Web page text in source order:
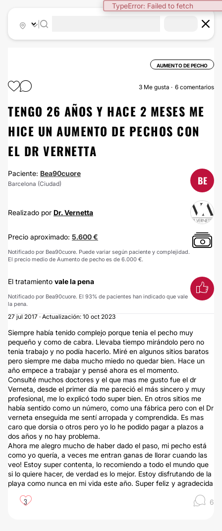
TypeError: Failed to fetch
AUMENTO DE PECHO
3 Me gusta 6 comentarios
TENGO 26 AÑOS Y HACE 2 MESES ME
HICE UN AUMENTO DE PECHOS CON
EL DR VERNETTA
Paciente: Bea90cuore
Barcelona (Ciudad) BE
Realizado por Dr. Vernetta
Precio aproximado: 5.600 €
Notificado por Bea90cuore. Puede variar según paciente y complejidad.
El precio medio de Aumento de pecho es de 6.000 €.
El tratamiento vale la pena
Notificado por Bea90cuore. El 93% de pacientes han indicado que vale
la pena.
27 jul 2017 · Actualización: 10 oct 2023
Siempre había tenido complejo porque tenia el pecho muy
pequeño y como de cabra. Llevaba tiempo mirándolo pero no
tenia trabajo y no podía hacerlo. Miré en algunos sitios baratos
pero siempre me daba mucho miedo no quedar bien. Hace un
año empece a trabajar y pensé ahora es el momento.
Consulté muchos doctores y el que mas me gusto fue el dr
Verneta, desde el primer día me pareció el más sincero y muy
profesional, me lo explicó todo super bien. En otros sitios me
había sentido como un número, como una fábrica pero con el Dr
verneta enseguida me sentí arropada y comprendida. Es mas
caro que dorsia o otros pero yo lo he podido pagar a plazos a
dos años y no hay problema.
Ahora me alegro mucho de haber dado el paso, mi pecho está
como yo quería, a veces me entran ganas de llorar cuando las
veo! Estoy super contenta, lo recomiendo a todo el mundo que
si lo quiere hacer, de verdad es lo mejor. Estoy disfrutando de la
playa como nunca en mi vida este año. Super feliz y agradecida
3 6